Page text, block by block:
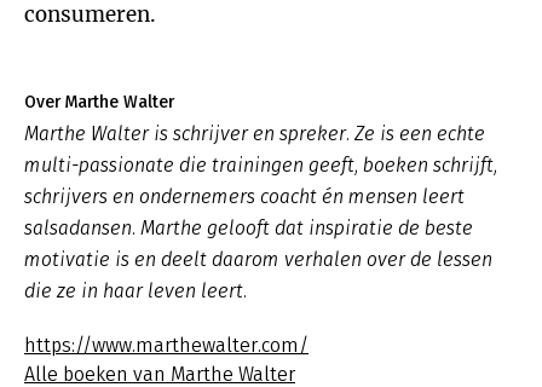
consumeren.
Over Marthe Walter
Marthe Walter is schrijver en spreker. Ze is een echte
multi-passionate die trainingen geeft, boeken schrijft,
schrijvers en ondernemers coacht én mensen leert
salsadansen. Marthe gelooft dat inspiratie de beste
motivatie is en deelt daarom verhalen over de lessen
die ze in haar leven leert.
https://www.marthewalter.com/
Alle boeken van Marthe Walter